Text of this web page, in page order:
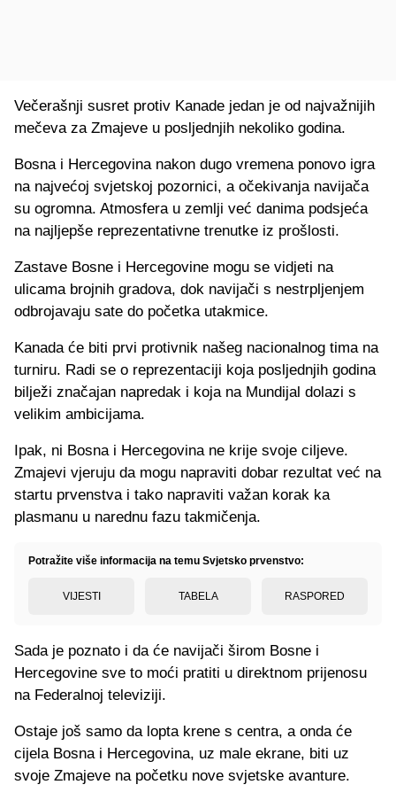
Večerašnji susret protiv Kanade jedan je od najvažnijih
mečeva za Zmajeve u posljednjih nekoliko godina.
Bosna i Hercegovina nakon dugo vremena ponovo igra
na najvećoj svjetskoj pozornici, a očekivanja navijača
su ogromna. Atmosfera u zemlji već danima podsjeća
na najljepše reprezentativne trenutke iz prošlosti.
Zastave Bosne i Hercegovine mogu se vidjeti na
ulicama brojnih gradova, dok navijači s nestrpljenjem
odbrojavaju sate do početka utakmice.
Kanada će biti prvi protivnik našeg nacionalnog tima na
turniru. Radi se o reprezentaciji koja posljednjih godina
bilježi značajan napredak i koja na Mundijal dolazi s
velikim ambicijama.
Ipak, ni Bosna i Hercegovina ne krije svoje ciljeve.
Zmajevi vjeruju da mogu napraviti dobar rezultat već na
startu prvenstva i tako napraviti važan korak ka
plasmanu u narednu fazu takmičenja.
Potražite više informacija na temu Svjetsko prvenstvo:
VIJESTI TABELA RASPORED
Sada je poznato i da će navijači širom Bosne i
Hercegovine sve to moći pratiti u direktnom prijenosu
na Federalnoj televiziji.
Ostaje još samo da lopta krene s centra, a onda će
cijela Bosna i Hercegovina, uz male ekrane, biti uz
svoje Zmajeve na početku nove svjetske avanture.